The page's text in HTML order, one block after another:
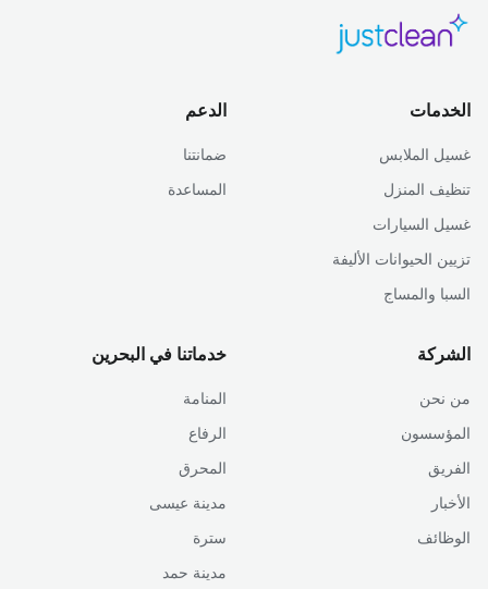
الخدمات
غسيل الملابس
تنظيف المنزل
غسيل السيارات
تزيين الحيوانات الأليفة
السبا والمساج
الدعم
ضمانتنا
المساعدة
الشركة
من نحن
المؤسسون
الفريق
الأخبار
الوظائف
خدماتنا في البحرين
المنامة
الرفاع
المحرق
مدينة عيسى
سترة
مدينة حمد